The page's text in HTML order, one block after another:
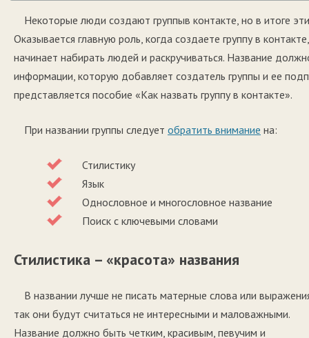
Некоторые люди создают группыв контакте, но в итоге
Оказывается главную роль, когда создаете группу в
начинает набирать людей и раскручиваться. Название
информации, которую добавляет создатель группы и ее
представляется пособие «Как назвать группу в контакте».
При названии группы следует обратить внимание на:
Стилистику
Язык
Однословное и многословное название
Поиск с ключевыми словами
Стилистика – «красота» названия
В названии лучше не писать матерные слова или
так они будут считаться не интересными и маловажными.
Название должно быть четким, красивым, певучим и